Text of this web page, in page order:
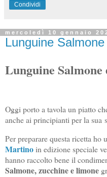
Condividi
mercoledì 10 gennaio
Lunguine
Lunguine Salmone
Oggi porto a tavola un piatto
anche ai principianti per la sua
Per preparare questa ricetta ho
Martinoin edizione speciale
hanno raccolto bene il
Salmone, zucchine e limone